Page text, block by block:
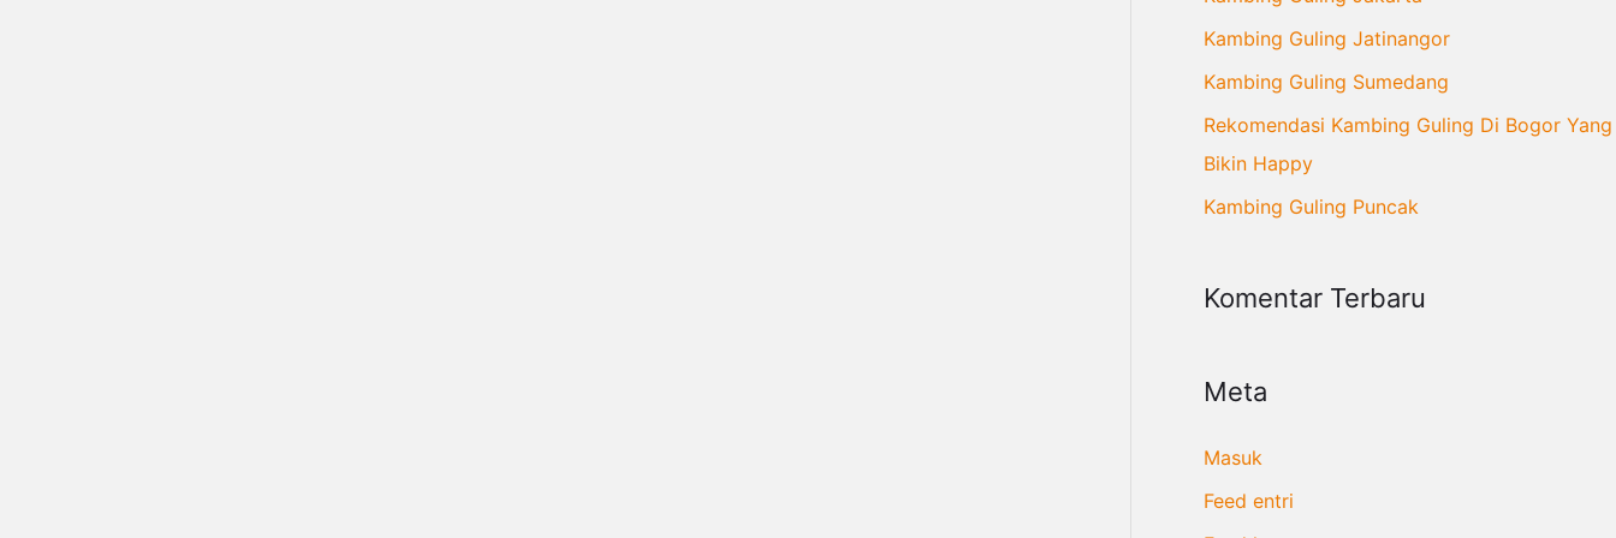
k
:
Kambing Guling Jatinangor
Kambing Guling Sumedang
Rekomendasi Kambing Guling Di Bogor Yang
Bikin Happy
Kambing Guling Puncak
Komentar Terbaru
Meta
Masuk
Feed entri